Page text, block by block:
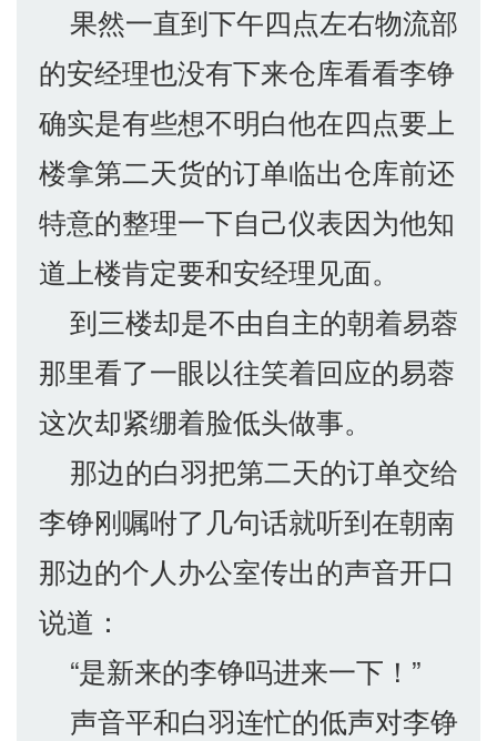
果然一直到下午四点左右物流部
的安经理也没有下来仓库看看李铮
确实是有些想不明白他在四点要上
楼拿第二天货的订单临出仓库前还
特意的整理一下自己仪表因为他知
道上楼肯定要和安经理见面。
到三楼却是不由自主的朝着易蓉
那里看了一眼以往笑着回应的易蓉
这次却紧绷着脸低头做事。
那边的白羽把第二天的订单交给
李铮刚嘱咐了几句话就听到在朝南
那边的个人办公室传出的声音开口
说道：
“是新来的李铮吗进来一下！”
声音平和白羽连忙的低声对李铮